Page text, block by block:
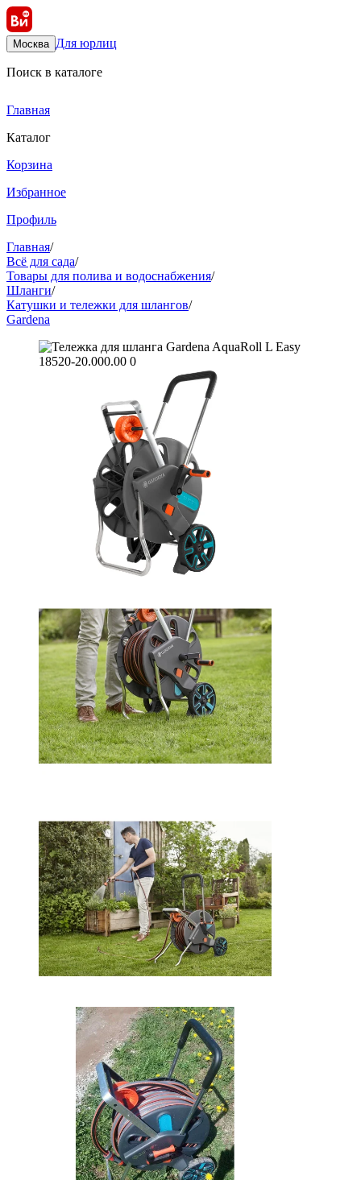
Москва Для юрлиц
Поиск в каталоге
Главная
Каталог
Корзина
Избранное
Профиль
Главная/
Всё для сада/
Товары для полива и водоснабжения/
Шланги/
Катушки и тележки для шлангов/
Gardena